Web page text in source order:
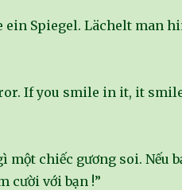
ein Spiegel. Lächelt man
If you smile in it, it
một chiếc gương soi. Nếu
cười với bạn !”